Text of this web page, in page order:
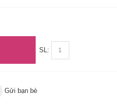
SL:
Gửi bạn bè